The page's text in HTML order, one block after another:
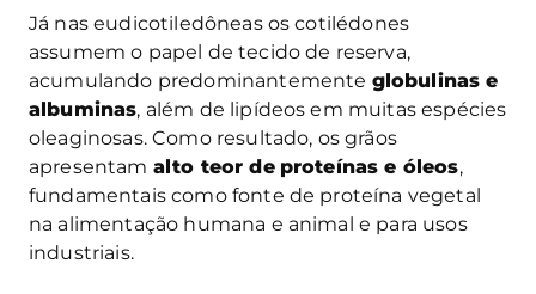
Já nas eudicotiledôneas os cotilédones
assumem o papel de tecido de reserva,
acumulando predominantemente globulinas e
albuminas, além de lipídeos em muitas espécies
oleaginosas. Como resultado, os grãos
apresentam alto teor de proteínas e óleos,
fundamentais como fonte de proteína vegetal
na alimentação humana e animal e para usos
industriais.